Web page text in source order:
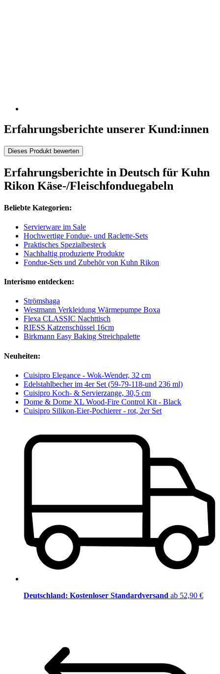
Erfahrungsberichte unserer Kund:innen
Dieses Produkt bewerten
Erfahrungsberichte in Deutsch für Kuhn
Rikon Käse-/Fleischfonduegabeln
Beliebte Kategorien:
Servierware im Sale
Hochwertige Fondue- und Raclette-Sets
Praktisches Spezialbesteck
Nachhaltig produzierte Produkte
Fondue-Sets und Zubehör von Kuhn Rikon
Interismo entdecken:
Strömshaga
Westmann Verkleidung Wärmepumpe Boxa
Flexa CLASSIC Nachttisch
RIESS Katzenschüssel 16cm
Birkmann Easy Baking Streichpalette
Neuheiten:
Cuisipro Elegance - Wok-Wender, 32 cm
Edelstahlbecher im 4er Set (59-79-118-und 236 ml)
Cuisipro Koch- & Servierzange, 30,5 cm
Dome & Dome XL Wood-Fire Control Kit - Black
Cuisipro Silikon-Eier-Pochierer - rot, 2er Set
Deutschland: Kostenloser Standardversand ab 52,90 €